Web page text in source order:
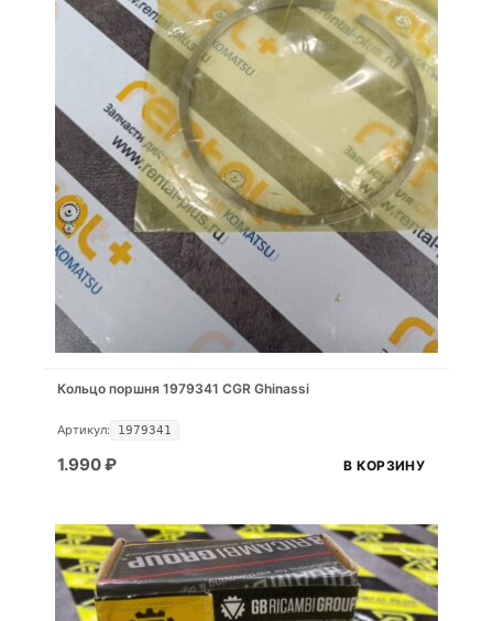
Кольцо поршня 1979341 CGR Ghinassi
Артикул: 1979341
1.990₽ В КОРЗИНУ